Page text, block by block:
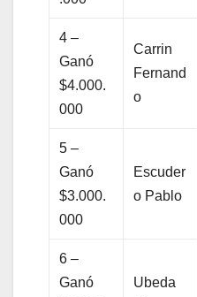
4 –
Ganó
$4.000.
000
Carrin
Fernand
o
5 –
Ganó
$3.000.
000
Escuder
o Pablo
6 –
Ganó
Ubeda